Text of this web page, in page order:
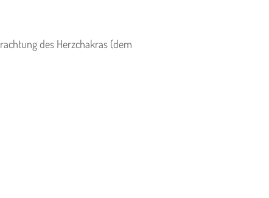
des Herzchakras (dem